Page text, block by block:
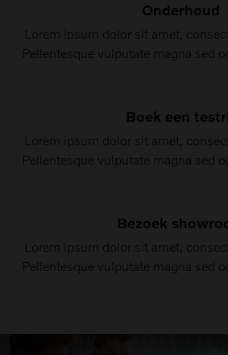
Onderhoud
Lorem ipsum dolor sit amet,
Pellentesque vulputate magna sed
Boek een
Lorem ipsum dolor sit amet,
Pellentesque vulputate magna sed
Bezoek
Lorem ipsum dolor sit amet,
Pellentesque vulputate magna sed